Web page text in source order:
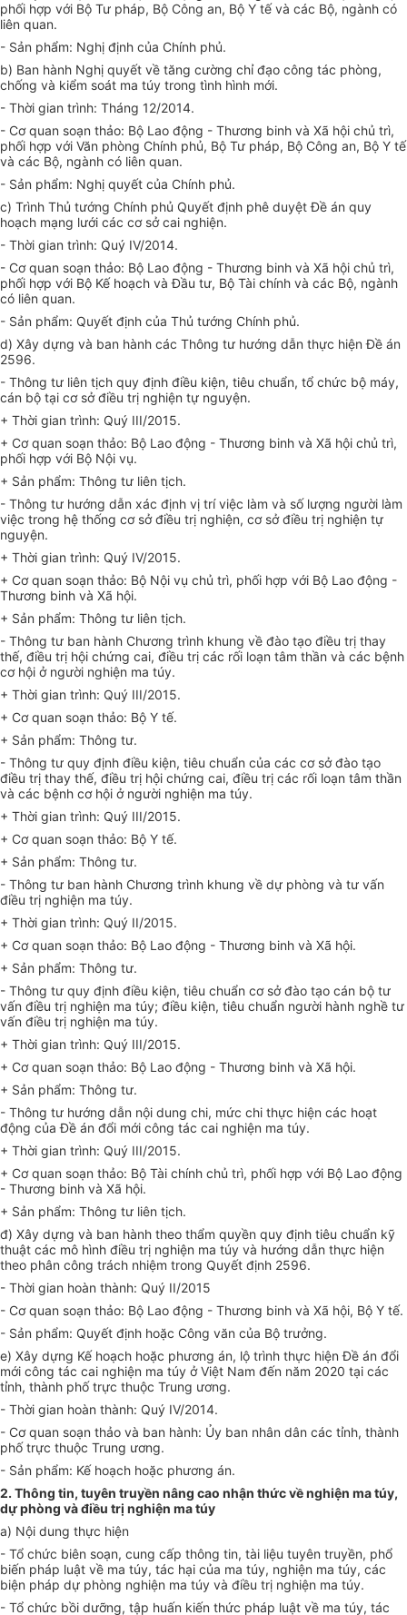
phối hợp với Bộ Tư pháp, Bộ Công an, Bộ Y tế và các Bộ, ngành có
liên quan.
- Sản phẩm: Nghị định của Chính phủ.
b) Ban hành Nghị quyết về tăng cường chỉ đạo công tác phòng,
chống và kiểm soát ma túy trong tình hình mới.
- Thời gian trình: Tháng 12/2014.
- Cơ quan soạn thảo: Bộ Lao động - Thương binh và Xã hội chủ trì,
phối hợp với Văn phòng Chính phủ, Bộ Tư pháp, Bộ Công an, Bộ Y tế
và các Bộ, ngành có liên quan.
- Sản phẩm: Nghị quyết của Chính phủ.
c) Trình Thủ tướng Chính phủ Quyết định phê duyệt Đề án quy
hoạch mạng lưới các cơ sở cai nghiện.
- Thời gian trình: Quý IV/2014.
- Cơ quan soạn thảo: Bộ Lao động - Thương binh và Xã hội chủ trì,
phối hợp với Bộ Kế hoạch và Đầu tư, Bộ Tài chính và các Bộ, ngành
có liên quan.
- Sản phẩm: Quyết định của Thủ tướng Chính phủ.
d) Xây dựng và ban hành các Thông tư hướng dẫn thực hiện Đề án
2596.
- Thông tư liên tịch quy định điều kiện, tiêu chuẩn, tổ chức bộ máy,
cán bộ tại cơ sở điều trị nghiện tự nguyện.
+ Thời gian trình: Quý III/2015.
+ Cơ quan soạn thảo: Bộ Lao động - Thương binh và Xã hội chủ trì,
phối hợp với Bộ Nội vụ.
+ Sản phẩm: Thông tư liên tịch.
- Thông tư hướng dẫn xác định vị trí việc làm và số lượng người làm
việc trong hệ thống cơ sở điều trị nghiện, cơ sở điều trị nghiện tự
nguyện.
+ Thời gian trình: Quý IV/2015.
+ Cơ quan soạn thảo: Bộ Nội vụ chủ trì, phối hợp với Bộ Lao động -
Thương binh và Xã hội.
+ Sản phẩm: Thông tư liên tịch.
- Thông tư ban hành Chương trình khung về đào tạo điều trị thay
thế, điều trị hội chứng cai, điều trị các rối loạn tâm thần và các bệnh
cơ hội ở người nghiện ma túy.
+ Thời gian trình: Quý III/2015.
+ Cơ quan soạn thảo: Bộ Y tế.
+ Sản phẩm: Thông tư.
- Thông tư quy định điều kiện, tiêu chuẩn của các cơ sở đào tạo
điều trị thay thế, điều trị hội chứng cai, điều trị các rối loạn tâm thần
và các bệnh cơ hội ở người nghiện ma túy.
+ Thời gian trình: Quý III/2015.
+ Cơ quan soạn thảo: Bộ Y tế.
+ Sản phẩm: Thông tư.
- Thông tư ban hành Chương trình khung về dự phòng và tư vấn
điều trị nghiện ma túy.
+ Thời gian trình: Quý II/2015.
+ Cơ quan soạn thảo: Bộ Lao động - Thương binh và Xã hội.
+ Sản phẩm: Thông tư.
- Thông tư quy định điều kiện, tiêu chuẩn cơ sở đào tạo cán bộ tư
vấn điều trị nghiện ma túy; điều kiện, tiêu chuẩn người hành nghề tư
vấn điều trị nghiện ma túy.
+ Thời gian trình: Quý III/2015.
+ Cơ quan soạn thảo: Bộ Lao động - Thương binh và Xã hội.
+ Sản phẩm: Thông tư.
- Thông tư hướng dẫn nội dung chi, mức chi thực hiện các hoạt
động của Đề án đổi mới công tác cai nghiện ma túy.
+ Thời gian trình: Quý III/2015.
+ Cơ quan soạn thảo: Bộ Tài chính chủ trì, phối hợp với Bộ Lao động
- Thương binh và Xã hội.
+ Sản phẩm: Thông tư liên tịch.
đ) Xây dựng và ban hành theo thẩm quyền quy định tiêu chuẩn kỹ
thuật các mô hình điều trị nghiện ma túy và hướng dẫn thực hiện
theo phân công trách nhiệm trong Quyết định 2596.
- Thời gian hoàn thành: Quý II/2015
- Cơ quan soạn thảo: Bộ Lao động - Thương binh và Xã hội, Bộ Y tế.
- Sản phẩm: Quyết định hoặc Công văn của Bộ trưởng.
e) Xây dựng Kế hoạch hoặc phương án, lộ trình thực hiện Đề án đổi
mới công tác cai nghiện ma túy ở Việt Nam đến năm 2020 tại các
tỉnh, thành phố trực thuộc Trung ương.
- Thời gian hoàn thành: Quý IV/2014.
- Cơ quan soạn thảo và ban hành: Ủy ban nhân dân các tỉnh, thành
phố trực thuộc Trung ương.
- Sản phẩm: Kế hoạch hoặc phương án.
2. Thông tin, tuyên truyền nâng cao nhận thức về nghiện ma túy,
dự phòng và điều trị nghiện ma túy
a) Nội dung thực hiện
- Tổ chức biên soạn, cung cấp thông tin, tài liệu tuyên truyền, phổ
biến pháp luật về ma túy, tác hại của ma túy, nghiện ma túy, các
biện pháp dự phòng nghiện ma túy và điều trị nghiện ma túy.
- Tổ chức bồi dưỡng, tập huấn kiến thức pháp luật về ma túy, tác